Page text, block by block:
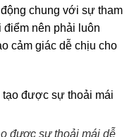
chung với sự tham
nên phải luôn
cảm giác dễ chịu cho
được sự thoải mái dễ